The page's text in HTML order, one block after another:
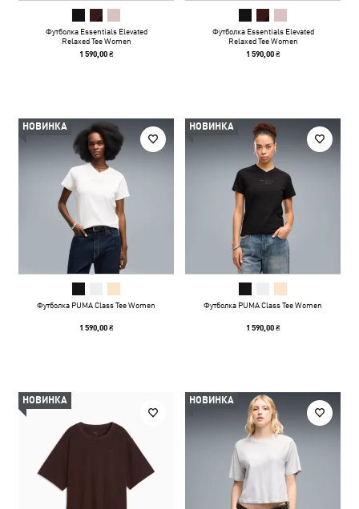
Футболка Essentials Elevated
Relaxed Tee Women
1 590,00 ₴
Футболка Essentials Elevated
Relaxed Tee Women
1 590,00 ₴
НОВИНКА
Футболка PUMA Class Tee Women
1 590,00 ₴
НОВИНКА
Футболка PUMA Class Tee Women
1 590,00 ₴
НОВИНКА НОВИНКА